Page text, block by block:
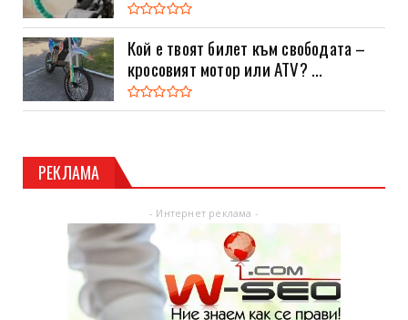
Кой е твоят билет към свободата –
кросовият мотор или ATV? ...
РЕКЛАМА
- Интернет реклама -